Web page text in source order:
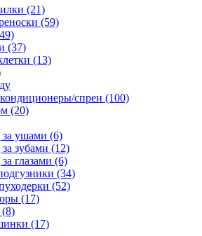
(21)
(59)
(37)
(13)
спреи (100)
(20)
за ушами (6)
зубами (12)
глазами (6)
(34)
(52)
(17)
(8)
(17)